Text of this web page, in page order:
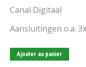
Canal Digitaal
Aansluitingen o.a.
Ajouter au panier